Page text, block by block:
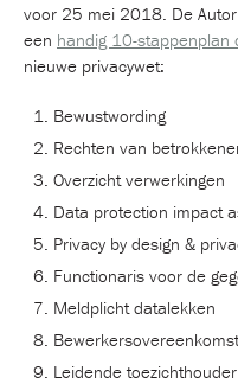
voor 25 mei 2018. De
een handig 10-stappenplan
nieuwe privacywet:
Bewustwording
Rechten van
Overzicht verwerkingen
Data protection impact
Privacy by design &
Functionaris voor de
Meldplicht datalekken
Leidende toezichthouder